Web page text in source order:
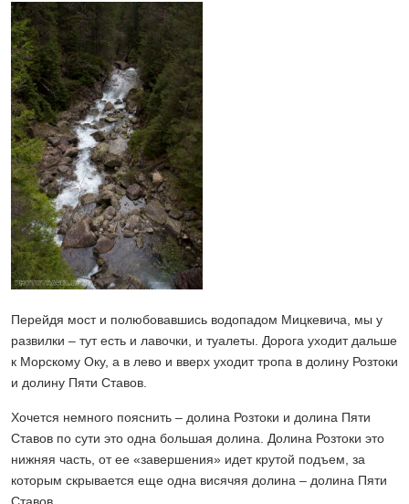
Перейдя мост и полюбовавшись водопадом Мицкевича, мы у
развилки – тут есть и лавочки, и туалеты. Дорога уходит дальше
к Морскому Оку, а в лево и вверх уходит тропа в долину Розтоки
и долину Пяти Ставов.
Хочется немного пояснить – долина Розтоки и долина Пяти
Ставов по сути это одна большая долина. Долина Розтоки это
нижняя часть, от ее «завершения» идет крутой подъем, за
которым скрывается еще одна висячяя долина – долина Пяти